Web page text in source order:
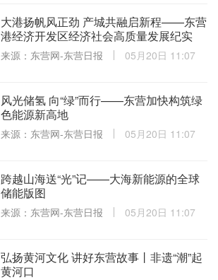
大港扬帆风正劲 产城共融启新程——东营
港经济开发区经济社会高质量发展纪实
来源：东营网-东营日报 05月20日 11:07
风光储氢 向“绿”而行——东营加快构筑绿
色能源新高地
来源：东营网-东营日报 05月20日 11:07
跨越山海送“光”记——大海新能源的全球
储能版图
来源：东营网-东营日报 05月20日 11:07
弘扬黄河文化 讲好东营故事丨非遗“潮”起
黄河口